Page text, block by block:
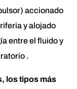
accionado
y alojado
entre el fluido y
.
los tipos más